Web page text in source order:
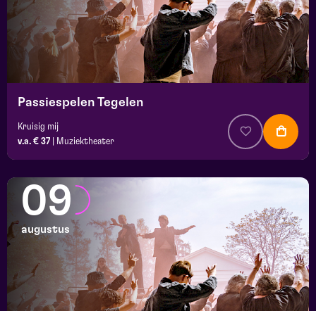
Passiespelen Tegelen
Kruisig mij
v.a. € 37
Muziektheater
09
augustus